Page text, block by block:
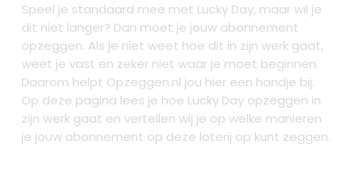
Speel je standaard mee met Lucky Day, maar wil je
dit niet langer? Dan moet je jouw abonnement
opzeggen. Als je niet weet hoe dit in zijn werk gaat,
weet je vast en zeker niet waar je moet beginnen.
Daarom helpt Opzeggen.nl jou hier een handje bij.
Op deze pagina lees je hoe Lucky Day opzeggen in
zijn werk gaat en vertellen wij je op welke manieren
je jouw abonnement op deze loterij op kunt zeggen.